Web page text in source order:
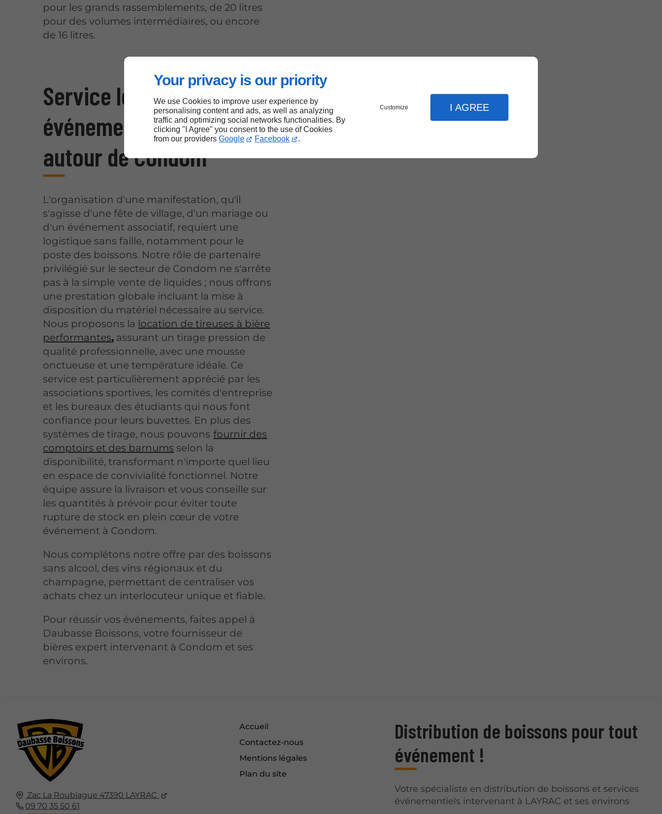
Your privacy is our priority
We use Cookies to improve user experience by
personalising content and ads, as well as analyzing
traffic and optimizing social networks functionalities. By
clicking "I Agree" you consent to the use of Cookies
from our providers Google Facebook .
Customize I AGREE
pour les grands rassemblements, de 20 litres
pour des volumes intermédiaires, ou encore
de 16 litres.
Service logistique pour
événements festifs
autour de Condom
L'organisation d'une manifestation, qu'il
s'agisse d'une fête de village, d'un mariage ou
d'un événement associatif, requiert une
logistique sans faille, notamment pour le
poste des boissons. Notre rôle de partenaire
privilégié sur le secteur de Condom ne s'arrête
pas à la simple vente de liquides ; nous offrons
une prestation globale incluant la mise à
disposition du matériel nécessaire au service.
Nous proposons la location de tireuses à bière
performantes, assurant un tirage pression de
qualité professionnelle, avec une mousse
onctueuse et une température idéale. Ce
service est particulièrement apprécié par les
associations sportives, les comités d'entreprise
et les bureaux des étudiants qui nous font
confiance pour leurs buvettes. En plus des
systèmes de tirage, nous pouvons fournir des
comptoirs et des barnums selon la
disponibilité, transformant n'importe quel lieu
en espace de convivialité fonctionnel. Notre
équipe assure la livraison et vous conseille sur
les quantités à prévoir pour éviter toute
rupture de stock en plein cœur de votre
événement à Condom.
Nous complétons notre offre par des boissons
sans alcool, des vins régionaux et du
champagne, permettant de centraliser vos
achats chez un interlocuteur unique et fiable.
Pour réussir vos événements, faites appel à
Daubasse Boissons, votre fournisseur de
bières expert intervenant à Condom et ses
environs.
Zac La Roubiague 47390 LAYRAC
09 70 35 50 61
Accueil
Contactez-nous
Mentions légales
Plan du site
Distribution de boissons pour tout
événement !
Votre spécialiste en distribution de boissons et services
événementiels intervenant à LAYRAC et ses environs